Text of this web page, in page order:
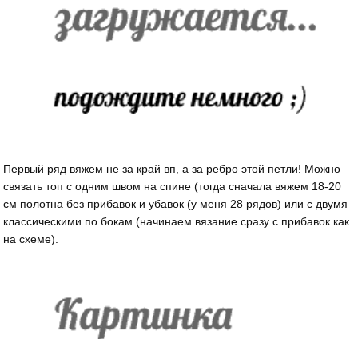
Первый ряд вяжем не за край вп, а за ребро этой петли! Можно
связать топ с одним швом на спине (тогда сначала вяжем 18-20
см полотна без прибавок и убавок (у меня 28 рядов) или с двумя
классическими по бокам (начинаем вязание сразу с прибавок как
на схеме).